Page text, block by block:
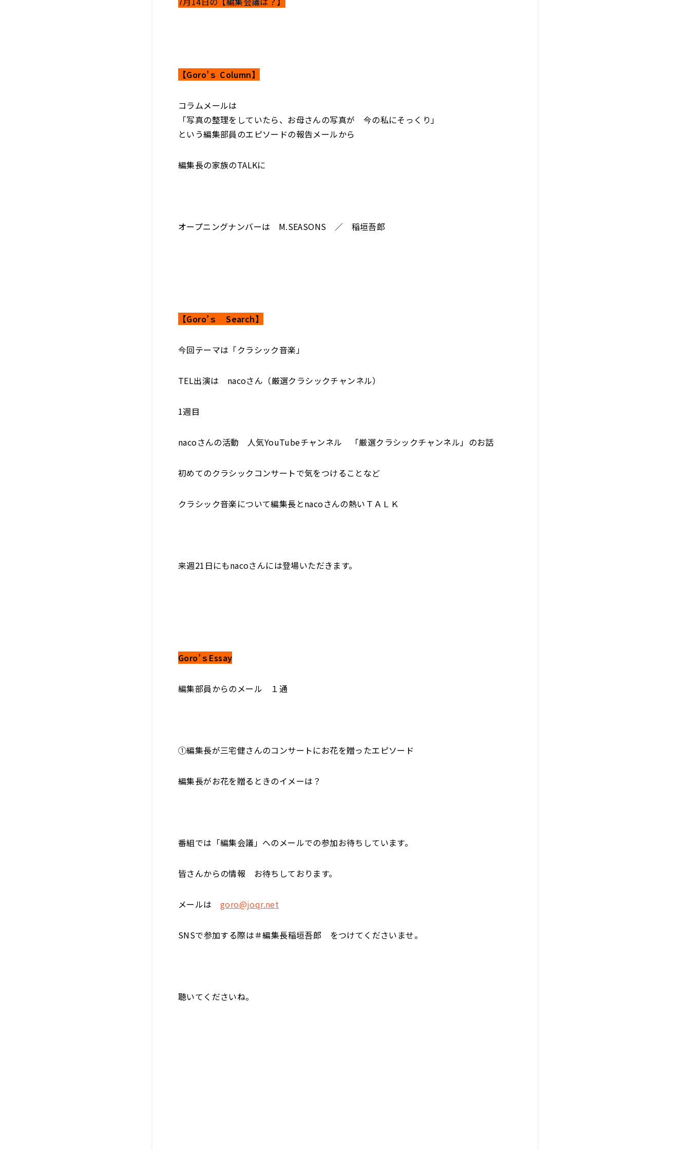
【Goro’ｓ Column】
コラムメールは
「写真の整理をしていたら、お母さんの写真が 今の私にそっくり」
という編集部員のエピソードの報告メールから
編集長の家族のTALKに
オープニングナンバーは M.SEASONS ／ 稲垣吾郎
【Goro’ｓ Search】
今回テーマは「クラシック音楽」
TEL出演は nacoさん（厳選クラシックチャンネル）
1週目
nacoさんの活動 人気YouTubeチャンネル 「厳選クラシックチャンネル」のお話
初めてのクラシックコンサートで気をつけることなど
クラシック音楽について編集長とnacoさんの熱いＴＡＬＫ
来週21日にもnacoさんには登場いただきます。
Goro’ｓEssay
編集部員からのメール １通
①編集長が三宅健さんのコンサートにお花を贈ったエピソード
編集長がお花を贈るときのイメーは？
番組では「編集会議」へのメールでの参加お待ちしています。
皆さんからの情報 お待ちしております。
メールは goro@joqr.net
SNSで参加する際は＃編集長稲垣吾郎 をつけてくださいませ。
聴いてくださいね。